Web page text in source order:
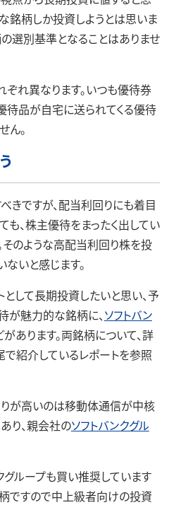
銘柄しか投資しようとは思いま
選別基準となることはありませ
れ異なります。いつも優待券
待品が自宅に送られてくる優待
ん。
きですが、配当利回りにも着目
も、株主優待をまったく出してい
そのような高配当利回り株を投
いと感じます。
して長期投資したいと思い、予
が魅力的な銘柄に、 ソフトバン
あります。両銘柄について、詳
で紹介しているレポートを参照
が高いのは移動体通信が中核
り、親会社のソフトバンクグル
ループも買い推奨しています
ですので中上級者向けの投資